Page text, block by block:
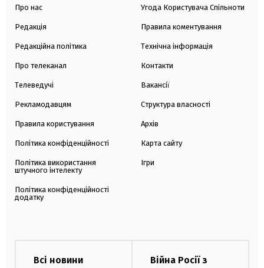
Про нас
Редакція
Редакційна політика
Про телеканал
Телеведучі
Рекламодавцям
Правила користування
Політика конфіденційності
Політика використання
штучного інтелекту
Політика конфіденційності
додатку
Угода Користувача Спільноти
Правила коментування
Технічна інформація
Контакти
Вакансії
Структура власності
Архів
Карта сайту
Ігри
Всі новини
Війна Росії з